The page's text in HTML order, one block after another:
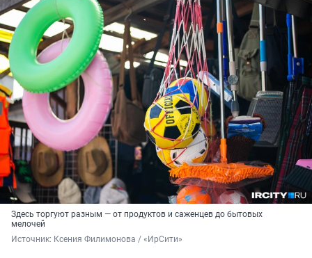
Здесь торгуют разным — от продуктов и саженцев до бытовых
мелочей
Источник: Ксения Филимонова / «ИрСити»